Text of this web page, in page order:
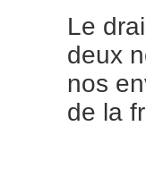
Le
deux
nos
de la